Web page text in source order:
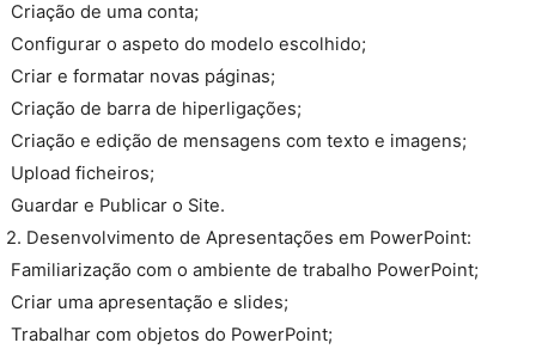
 Criação de uma conta;
 Configurar o aspeto do modelo escolhido;
 Criar e formatar novas páginas;
 Criação de barra de hiperligações;
 Criação e edição de mensagens com texto e imagens;
 Upload ficheiros;
 Guardar e Publicar o Site.
2. Desenvolvimento de Apresentações em PowerPoint:
 Familiarização com o ambiente de trabalho PowerPoint;
 Criar uma apresentação e slides;
 Trabalhar com objetos do PowerPoint;